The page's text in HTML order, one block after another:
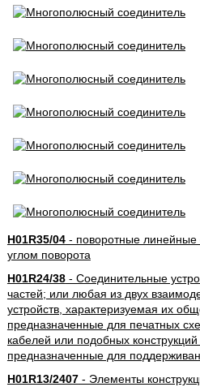
H01R35/04- поворотные линейные
углом поворота
H01R24/38- Соединительные
частей; или любая из двух
устройств, характеризуемая их
предназначенные для печатных
кабелей или подобных
предназначенные для
H01R13/2407- Элементы